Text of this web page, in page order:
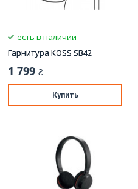
есть в наличии
Гарнитура KOSS SB42
1 799 ₴
Купить